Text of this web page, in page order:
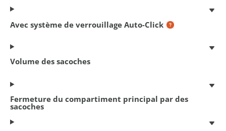
Avec système de verrouillage Auto-Click
Volume des sacoches
Fermeture du compartiment principal par des
sacoches